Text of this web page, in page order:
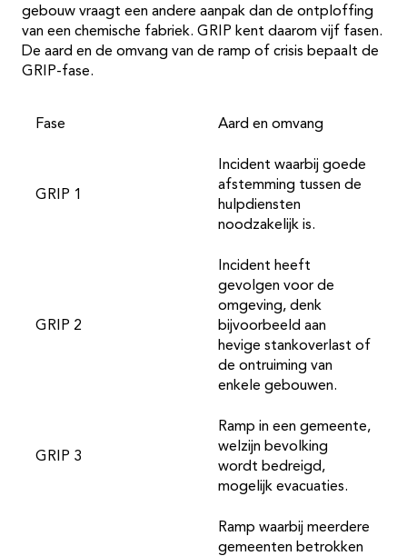
gebouw vraagt een andere aanpak dan de ontploffing
van een chemische fabriek. GRIP kent daarom vijf fasen.
De aard en de omvang van de ramp of crisis bepaalt de
GRIP-fase.
Fase Aard en omvang
GRIP 1
Incident waarbij goede
afstemming tussen de
hulpdiensten
noodzakelijk is.
GRIP 2
Incident heeft
gevolgen voor de
omgeving, denk
bijvoorbeeld aan
hevige stankoverlast of
de ontruiming van
enkele gebouwen.
GRIP 3
Ramp in een gemeente,
welzijn bevolking
wordt bedreigd,
mogelijk evacuaties.
Ramp waarbij meerdere
gemeenten betrokken